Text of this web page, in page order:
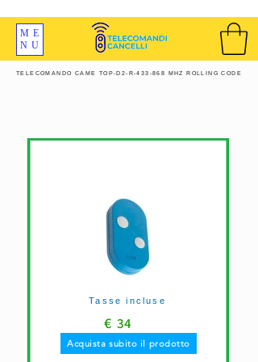
ME
NU
TELECOMANDO CAME TOP-D2-R-433-868 MHZ ROLLING CODE
€ 34
Acquista subito il prodotto
Tasse incluse